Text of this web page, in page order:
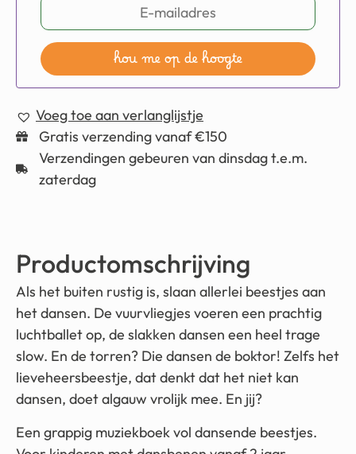
hou me op de hoogte
Voeg toe aan verlanglijstje
Gratis verzending vanaf €150
Verzendingen gebeuren van dinsdag t.e.m.
zaterdag
Productomschrijving
Als het buiten rustig is, slaan allerlei beestjes aan
het dansen. De vuurvliegjes voeren een prachtig
luchtballet op, de slakken dansen een heel trage
slow. En de torren? Die dansen de boktor! Zelfs het
lieveheersbeestje, dat denkt dat het niet kan
dansen, doet algauw vrolijk mee. En jij?
Een grappig muziekboek vol dansende beestjes.